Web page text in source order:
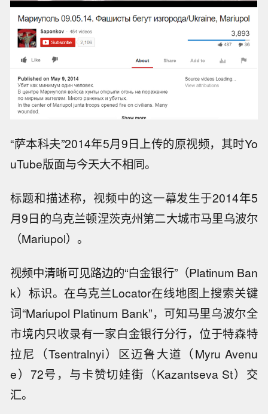
“萨本科夫”2014年5月9日上传的原视频，其时Yo
uTube版面与今天大不相同。
标题和描述称，视频中的这一幕发生于2014年5
月9日的乌克兰顿涅茨克州第二大城市马里乌波尔
（Mariupol）。
视频中清晰可见路边的“白金银行”（Platinum Ban
k）标识。在乌克兰Locator在线地图上搜索关键
词“Mariupol Platinum Bank”，可知马里乌波尔全
市境内只收录有一家白金银行分行，位于特森特
拉尼（Tsentralnyi）区迈鲁大道（Myru Avenu
e）72号，与卡赞切娃街（Kazantseva St）交
汇。